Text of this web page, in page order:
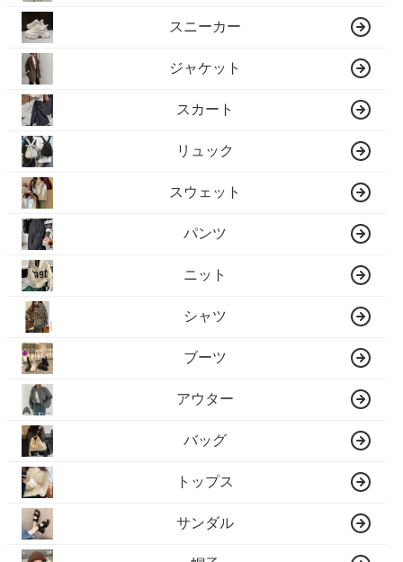
スニーカー
ジャケット
スカート
リュック
スウェット
パンツ
ニット
シャツ
ブーツ
アウター
バッグ
トップス
サンダル